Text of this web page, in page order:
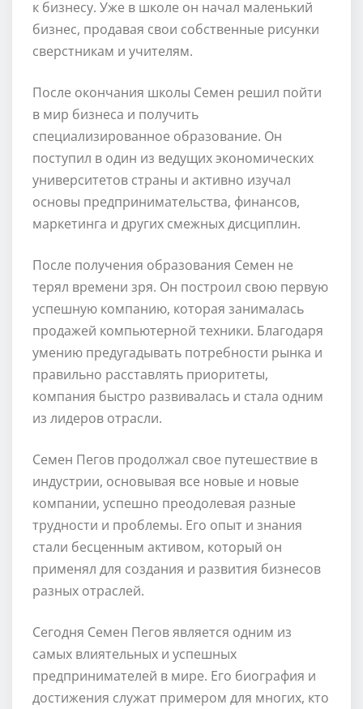
к бизнесу. Уже в школе он начал маленький
бизнес, продавая свои собственные рисунки
сверстникам и учителям.
После окончания школы Семен решил пойти
в мир бизнеса и получить
специализированное образование. Он
поступил в один из ведущих экономических
университетов страны и активно изучал
основы предпринимательства, финансов,
маркетинга и других смежных дисциплин.
После получения образования Семен не
терял времени зря. Он построил свою первую
успешную компанию, которая занималась
продажей компьютерной техники. Благодаря
умению предугадывать потребности рынка и
правильно расставлять приоритеты,
компания быстро развивалась и стала одним
из лидеров отрасли.
Семен Пегов продолжал свое путешествие в
индустрии, основывая все новые и новые
компании, успешно преодолевая разные
трудности и проблемы. Его опыт и знания
стали бесценным активом, который он
применял для создания и развития бизнесов
разных отраслей.
Сегодня Семен Пегов является одним из
самых влиятельных и успешных
предпринимателей в мире. Его биография и
достижения служат примером для многих, кто